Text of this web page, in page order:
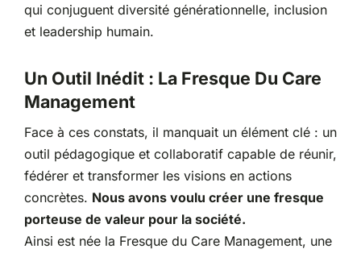
qui conjuguent diversité générationnelle, inclusion
et leadership humain.
Un Outil Inédit : La Fresque Du Care
Management
Face à ces constats, il manquait un élément clé : un
outil pédagogique et collaboratif capable de réunir,
fédérer et transformer les visions en actions
concrètes. Nous avons voulu créer une fresque
porteuse de valeur pour la société.
Ainsi est née la Fresque du Care Management, une